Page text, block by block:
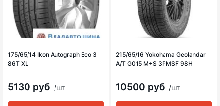
175/65/14 Ikon Autograph Eco 3
86T XL
5130 руб /шт
215/65/16 Yokohama Geolandar
A/T G015 M+S 3PMSF 98H
10500 руб /шт